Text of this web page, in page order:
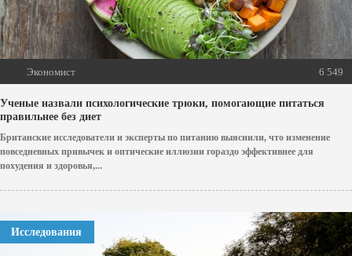
Экономист 6 549
Ученые назвали психологические трюки, помогающие питаться
правильнее без диет
Британские исследователи и эксперты по питанию выяснили, что изменение
повседневных привычек и оптические иллюзии гораздо эффективнее для
похудения и здоровья,...
Исследования